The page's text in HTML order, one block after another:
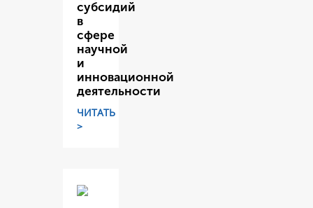
субсидий
в
сфере
научной
и
инновационной
деятельности
ЧИТАТЬ
>